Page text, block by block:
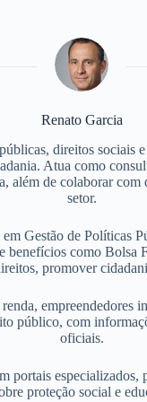
Renato Garcia
direitos sociais
Atua como
além de colaborar
setor.
Gestão de Políticas
benefícios como
promover
empreendedores
público, com
oficiais.
portais especializados,
proteção social e